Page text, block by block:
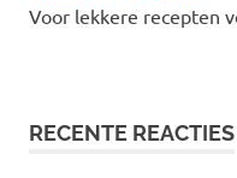
Voor lekkere recepten
RECENTE REACTIES